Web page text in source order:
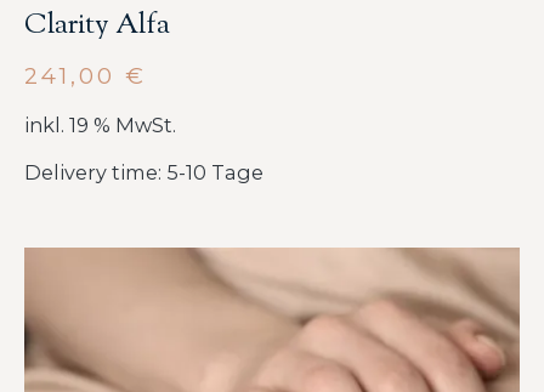
Clarity Alfa
241,00 €
inkl. 19 % MwSt.
Delivery time: 5-10 Tage